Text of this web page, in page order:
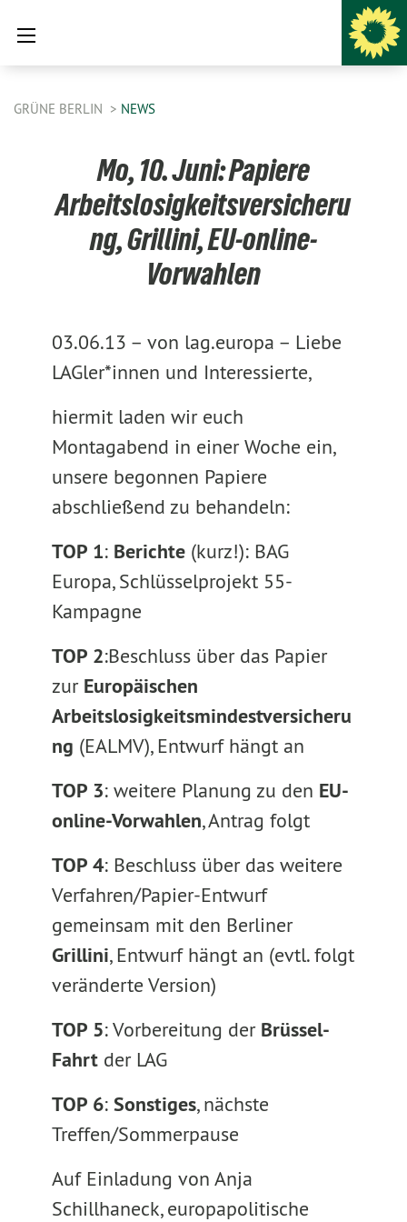
GRÜNE BERLIN NEWS
Mo, 10. Juni: Papiere
Arbeitslosigkeitsversicheru
ng, Grillini, EU-online-
Vorwahlen
03.06.13 – von lag.europa – Liebe
LAGler*innen und Interessierte,
hiermit laden wir euch
Montagabend in einer Woche ein,
unsere begonnen Papiere
abschließend zu behandeln:
TOP 1: Berichte (kurz!): BAG
Europa, Schlüsselprojekt 55-
Kampagne
TOP 2:Beschluss über das Papier
zur Europäischen
Arbeitslosigkeitsmindestversicheru
ng (EALMV), Entwurf hängt an
TOP 3: weitere Planung zu den EU-
online-Vorwahlen, Antrag folgt
TOP 4: Beschluss über das weitere
Verfahren/Papier-Entwurf
gemeinsam mit den Berliner
Grillini, Entwurf hängt an (evtl. folgt
veränderte Version)
TOP 5: Vorbereitung der Brüssel-
Fahrtder LAG
TOP 6: Sonstiges, nächste
Treffen/Sommerpause
Auf Einladung von Anja
Schillhaneck, europapolitische